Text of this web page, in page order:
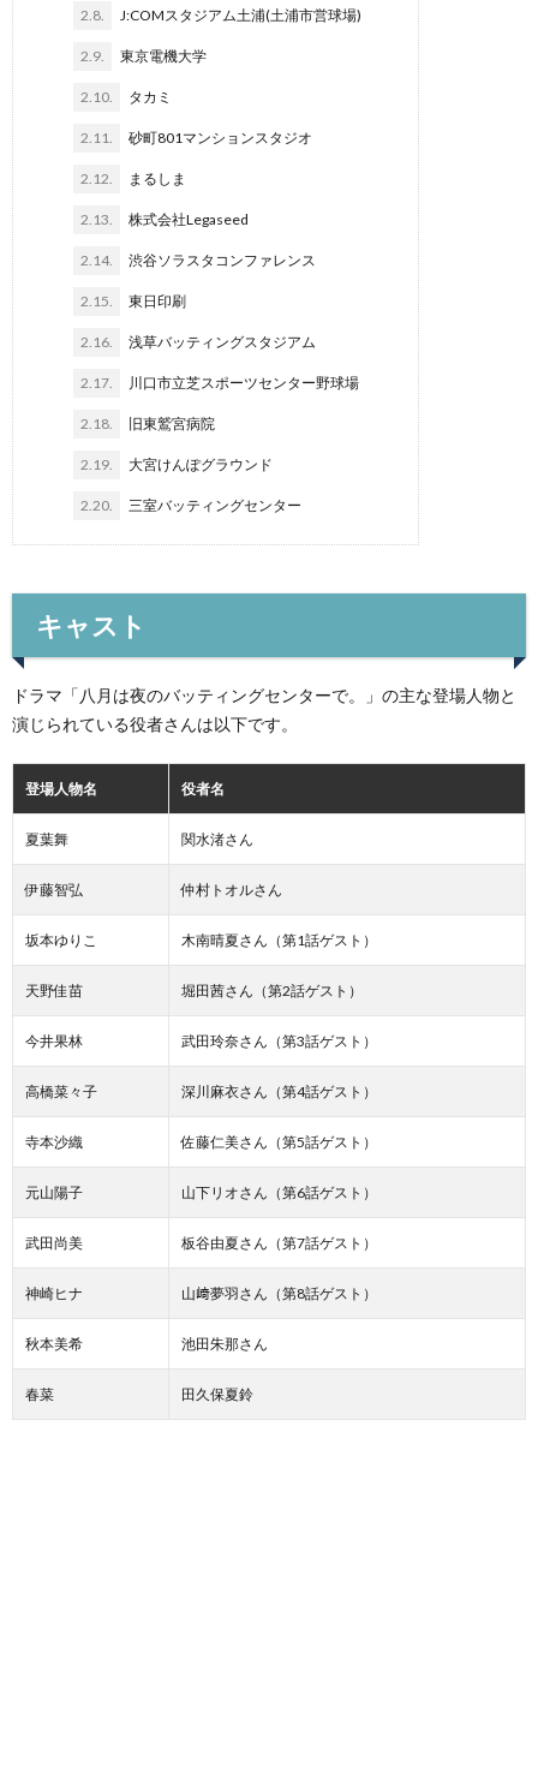
2.8. J:COMスタジアム土浦(土浦市営球場)
2.9. 東京電機大学
2.10. タカミ
2.11. 砂町801マンションスタジオ
2.12. まるしま
2.13. 株式会社Legaseed
2.14. 渋谷ソラスタコンファレンス
2.15. 東日印刷
2.16. 浅草バッティングスタジアム
2.17. 川口市立芝スポーツセンター野球場
2.18. 旧東鷲宮病院
2.19. 大宮けんぽグラウンド
2.20. 三室バッティングセンター
キャスト
ドラマ「八月は夜のバッティングセンターで。」の主な登場人物と
演じられている役者さんは以下です。
登場人物名 役者名
夏葉舞 関水渚さん
伊藤智弘 仲村トオルさん
坂本ゆりこ 木南晴夏さん（第1話ゲスト）
天野佳苗 堀田茜さん（第2話ゲスト）
今井果林 武田玲奈さん（第3話ゲスト）
高橋菜々子 深川麻衣さん（第4話ゲスト）
寺本沙織 佐藤仁美さん（第5話ゲスト）
元山陽子 山下リオさん（第6話ゲスト）
武田尚美 板谷由夏さん（第7話ゲスト）
神崎ヒナ 山﨑夢羽さん（第8話ゲスト）
秋本美希 池田朱那さん
春菜 田久保夏鈴